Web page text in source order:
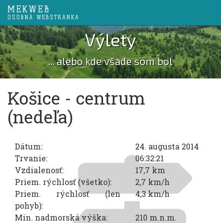
MEKWEB
OSOBNÁ WEBSTRÁNKA
Výlety
... alebo kde všade som bol
Košice - centrum
(nedeľa)
Dátum:
24. augusta 2014
Trvanie:
06:32:21
Vzdialenosť:
17,7 km
Priem. rýchlosť (všetko):
2,7 km/h
Priem. rýchlosť (len
pohyb):
4,3 km/h
Min. nadmorská výška:
210 m.n.m.